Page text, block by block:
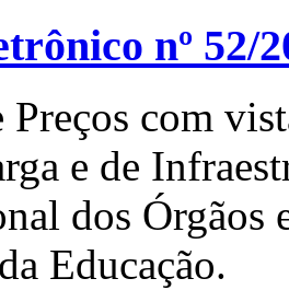
nº 52/
com
e de
dos Órgãos
Educação.